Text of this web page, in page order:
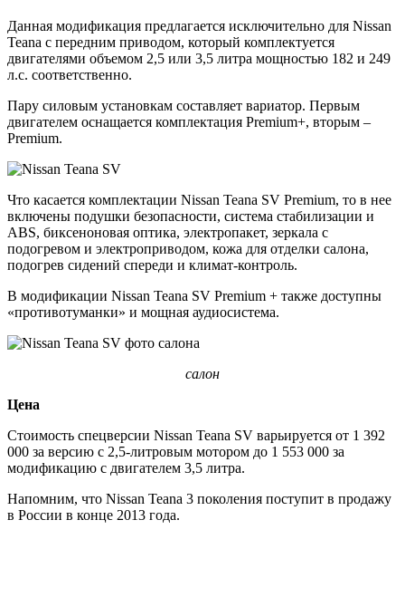
Данная модификация предлагается исключительно для Nissan
Teana с передним приводом, который комплектуется
двигателями объемом 2,5 или 3,5 литра мощностью 182 и 249
л.с. соответственно.
Пару силовым установкам составляет вариатор. Первым
двигателем оснащается комплектация Premium+, вторым –
Premium.
Что касается комплектации Nissan Teana SV Premium, то в нее
включены подушки безопасности, система стабилизации и
ABS, биксеноновая оптика, электропакет, зеркала с
подогревом и электроприводом, кожа для отделки салона,
подогрев сидений спереди и климат-контроль.
В модификации Nissan Teana SV Premium + также доступны
«противотуманки» и мощная аудиосистема.
салон
Цена
Стоимость спецверсии Nissan Teana SV варьируется от 1 392
000 за версию с 2,5-литровым мотором до 1 553 000 за
модификацию с двигателем 3,5 литра.
Напомним, что Nissan Teana 3 поколения поступит в продажу
в России в конце 2013 года.